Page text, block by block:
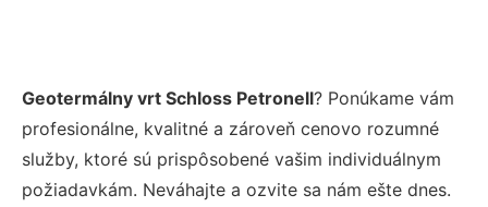
Geotermálny vrt Schloss Petronell? Ponúkame vám
profesionálne, kvalitné a zároveň cenovo rozumné
služby, ktoré sú prispôsobené vašim individuálnym
požiadavkám. Neváhajte a ozvite sa nám ešte dnes.